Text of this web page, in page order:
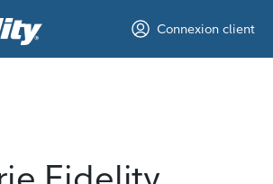
Connexion client